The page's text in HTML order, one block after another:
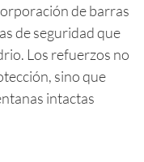
de barras
de seguridad que
Los refuerzos no
sino que
intactas